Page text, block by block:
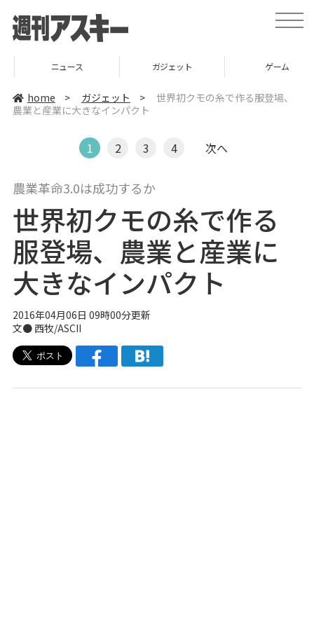
t
o
e
ニュース ガジェット ゲーム
home > ガジェット >
世界初クモの糸で作る服登場、
農業と産業に大きなインパクト
1 2 3 4 次へ
農業革命3.0は成功するか
世界初クモの糸で作る
服登場、農業と産業に
大きなインパクト
2016年04月06日 09時00分更新
文● 西牧/ASCII